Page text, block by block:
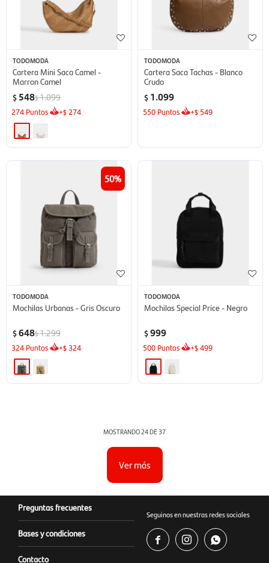
TODOMODA
Cartera Mini Saca Camel -
Marron Camel
$ 548$1.099
274 Puntos +$ 274
TODOMODA
Cartera Saca Tachas - Blanco
Crudo
$ 1.099
550 Puntos +$ 549
50
TODOMODA
Mochilas Urbanas - Gris Oscuro
$648$1.299
324 Puntos +$ 324
TODOMODA
Mochilas Special Price - Negro
$999
500 Puntos +$499
MOSTRANDO24DE 37
Ver más
Preguntas frecuentes
Bases y condiciones
Contacto
Seguinos en nuestras redes sociales
  